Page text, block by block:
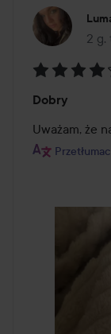
2 g.
4
z
5
Dobry
Uważam, że